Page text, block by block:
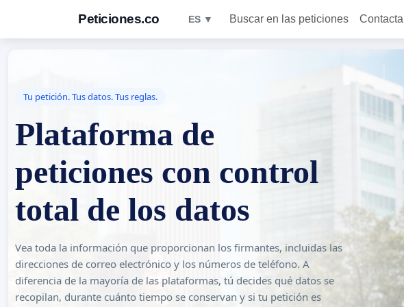
Peticiones.co ES ▼ Buscar en las peticiones
Tu petición. Tus datos. Tus reglas.
Plataforma de
peticiones con control
total de los datos
Vea toda la información que proporcionan los firmantes, incluidas las
direcciones de correo electrónico y los números de teléfono. A
diferencia de la mayoría de las plataformas, tú decides qué datos se
recopilan, durante cuánto tiempo se conservan y si tu petición es